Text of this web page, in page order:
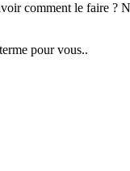
comment le faire ?
pour vous..